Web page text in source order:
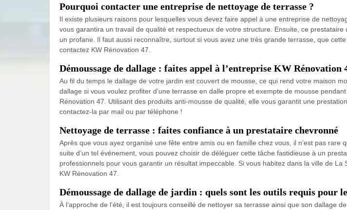
Pourquoi contacter une entreprise de nettoyage de terrasse ?
Il existe plusieurs raisons pour lesquelles vous devez faire appel à une entreprise de
vous garantira un travail de qualité et respectueux de votre structure. Ensuite, ce
un profane. Il faut aussi reconnaître, surtout si vous avez une très grande terrasse, que
contactez KW Rénovation 47.
Démoussage de dallage : faites appel à l’entreprise KW Rénovation
Au fil du temps le dallage de votre jardin est couvert de mousse, ce qui rend votre maison
dallage si vous voulez profiter d’une terrasse en dalle propre et exempte de mousse
Rénovation 47. Utilisant des produits anti-mousse de qualité, elle vous garantit une
contactez-la par mail ou par téléphone !
Nettoyage de terrasse : faites confiance à un prestataire chevronné
Après que vous ayez organisé une fête entre amis ou en famille chez vous, il n’est pas
suite d’un tel événement, vous pouvez choisir de déléguer cette tâche fastidieuse à un
professionnels pour vous garantir un résultat impeccable. Si vous habitez dans la ville de
KW Rénovation 47.
Démoussage de dallage de jardin : quels sont les outils requis pour
À l’approche de l’été, il est toujours conseillé de nettoyer sa terrasse ainsi que son dallage